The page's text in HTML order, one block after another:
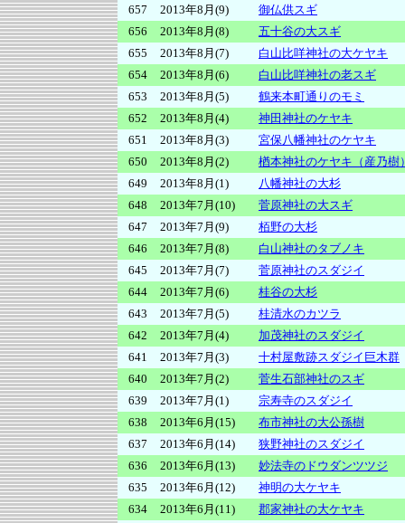
657
2013年8月(9)
御仏供スギ
656
2013年8月(8)
五十谷の大スギ
655
2013年8月(7)
白山比咩神社の大ケヤキ
654
2013年8月(6)
白山比咩神社の老スギ
653
2013年8月(5)
鶴来本町通りのモミ
652
2013年8月(4)
神田神社のケヤキ
651
2013年8月(3)
宮保八幡神社のケヤキ
650
2013年8月(2)
楢本神社のケヤキ（産乃樹
649
2013年8月(1)
八幡神社の大杉
648
2013年7月(10)
菅原神社の大スギ
647
2013年7月(9)
栢野の大杉
646
2013年7月(8)
白山神社のタブノキ
645
2013年7月(7)
菅原神社のスダジイ
644
2013年7月(6)
桂谷の大杉
643
2013年7月(5)
桂清水のカツラ
642
2013年7月(4)
加茂神社のスダジイ
641
2013年7月(3)
十村屋敷跡スダジイ巨木群
640
2013年7月(2)
菅生石部神社のスギ
639
2013年7月(1)
宗寿寺のスダジイ
638
2013年6月(15)
布市神社の大公孫樹
637
2013年6月(14)
狭野神社のスダジイ
636
2013年6月(13)
妙法寺のドウダンツツジ
635
2013年6月(12)
神明の大ケヤキ
634
2013年6月(11)
郡家神社の大ケヤキ